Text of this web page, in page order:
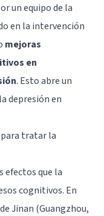
un equipo de la
en la intervención
mejoras
en
. Esto abre un
depresión en
tratar la
efectos que la
cognitivos. En
Jinan (Guangzhou,